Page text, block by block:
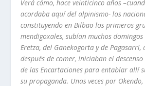
Verá cómo, hace veinticinco años
acordaba aquí del alpinismo- los
constituyendo en Bilbao los primeros
mendigoxales, subían muchos
Eretza, del Ganekogorta y de Pagasarri,
después de comer, iniciaban el
de las Encartaciones para entablar allí
su propaganda. Unas veces por